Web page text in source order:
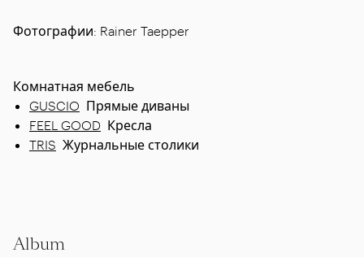
Фотографии: Rainer Taepper
Комнатная мебель
GUSCIO Прямые диваны
FEEL GOOD Кресла
TRIS Журнальные столики
Album